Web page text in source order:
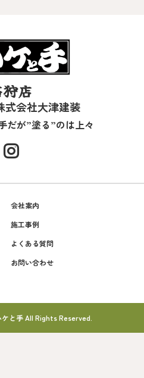
店
式会社大津建装
だが”塗る”のは上々
会社案内
施工事例
よくある質問
お問い合わせ
と手 All Rights Reserved.